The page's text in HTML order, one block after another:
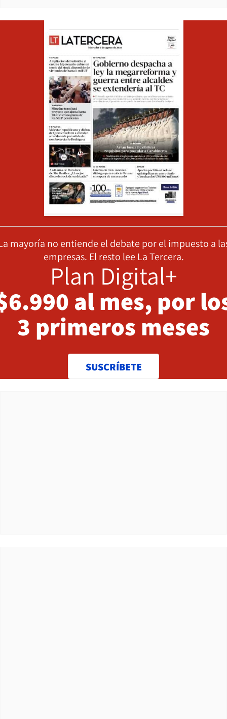
mayoría no entiende el debate por el impuesto a
empresas. El resto lee La Tercera.
Plan Digital+
al mes, por
3 primeros meses
SUSCRÍBETE